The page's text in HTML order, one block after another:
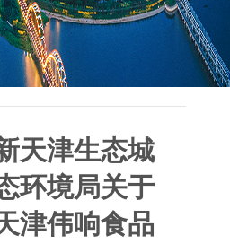
天津生态城
环境局关于
津伟响食品